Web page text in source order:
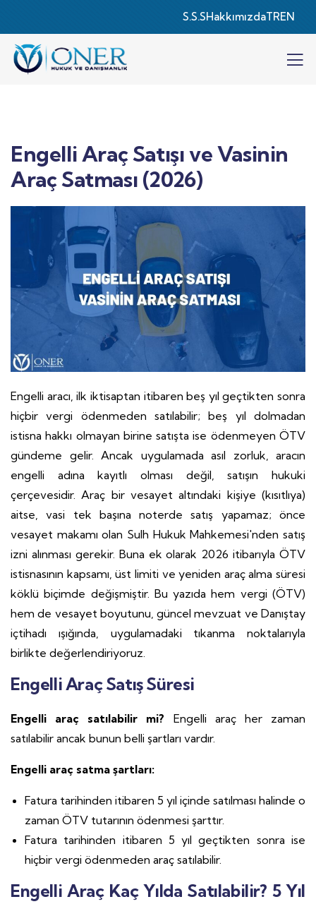
S.S.SHakkımızdaTREN
Engelli Araç Satışı ve Vasinin
Araç Satması (2026)
Engelli aracı, ilk iktisaptan itibaren beş yıl geçtikten sonra
hiçbir vergi ödenmeden satılabilir; beş yıl dolmadan
istisna hakkı olmayan birine satışta ise ödenmeyen ÖTV
gündeme gelir. Ancak uygulamada asıl zorluk, aracın
engelli adına kayıtlı olması değil, satışın hukuki
çerçevesidir. Araç bir vesayet altındaki kişiye (kısıtlıya)
aitse, vasi tek başına noterde satış yapamaz; önce
vesayet makamı olan Sulh Hukuk Mahkemesi'nden satış
izni alınması gerekir. Buna ek olarak 2026 itibarıyla ÖTV
istisnasının kapsamı, üst limiti ve yeniden araç alma süresi
köklü biçimde değişmiştir. Bu yazıda hem vergi (ÖTV)
hem de vesayet boyutunu, güncel mevzuat ve Danıştay
içtihadı ışığında, uygulamadaki tıkanma noktalarıyla
birlikte değerlendiriyoruz.
Engelli Araç Satış Süresi
Engelli araç satılabilir mi? Engelli araç her zaman
satılabilir ancak bunun belli şartları vardır.
Engelli araç satma şartları:
Fatura tarihinden itibaren 5 yıl içinde satılması halinde o
zaman ÖTV tutarının ödenmesi şarttır.
Fatura tarihinden itibaren 5 yıl geçtikten sonra ise
hiçbir vergi ödenmeden araç satılabilir.
Engelli Araç Kaç Yılda Satılabilir? 5 Yıl